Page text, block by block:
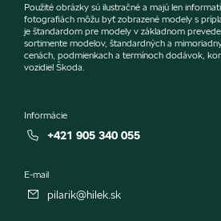
Použité obrázky sú ilustračné a majú len
fotografiách môžu byť zobrazené modely s
je štandardom pre modely v základnom
sortimente modelov, štandardných a
cenách, podmienkach a termínoch dodávok,
vozidiel Škoda.
Informácie
+421 905 340 055
E-mail
pilarik@hilek.sk